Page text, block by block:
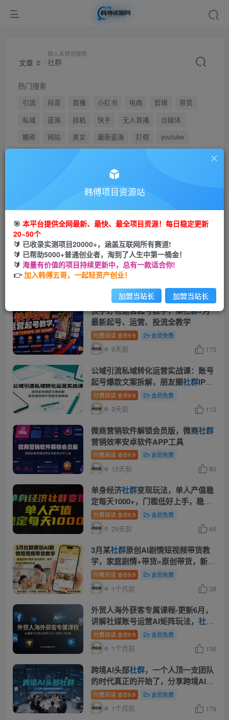
文章
输入关键词搜索
热门搜索
引流 抖音 直播 小红书 电商 剪辑
带货
私域
蓝海 挂机 快手 无人直播
自媒体
搬砖
网站 美女 最新蓝海 打假
youtube
搜索[社群]，共找到682 个文章
闷声賺钱的单身社群玩法，单人日产
值稳定1000+【揭秘】
付费阅读 金币
9天前 168
快手好物运营起号教学，某社群7月
最新起号、运营、投流全教学
付费阅读 金币9.9 会员免费
9天前 173
公域引流私域转化运营实战课：账号
起号爆款文案拆解，朋友圈社群IP搭
建全套教程
付费阅读 金币9.9 会员免费
9天前 113
微商营销软件解锁会员版，微商社群
营销效率安卓软件APP工具
付费阅读 金币9.9 会员免费
13天前 80
单身经济社群变现玩法，单人产值稳
定每天1000+，门槛低好上手，稳定
可持续【揭秘】
付费阅读 金币9.9 会员免费
29天前 66
3月某社群原创AI剧情短视频带货教
学，家庭剧情+带货=原创带货，新手
也能快速出单稳拿收益(更新)
付费阅读 金币9.9 会员免费
1个月前 38
外贸人海外获客专属课程-更新6月，
讲解社媒账号运营AI矩阵玩法， 社群
实时答疑助力开发海外客户
付费阅读 金币9.9 会员免费
1个月前 106
跨境AI头部社群，一个人顶一支团队
的时代真正的开始了，分享跨境AI前
沿，可落地的实战经验(更新6月19日)
付费阅读 金币9.9 会员免费
1个月前 179
韩傅项目资源站
🎯 本平台提供全网最新、最快、最全项目资源！每日稳定更新
20~50个
🔰 已收录实测项目20000+，涵盖互联网所有赛道!
🔰 已帮助5000+普通创业者，淘到了人生中第一桶金！
🔰 海量有价值的项目持续更新中，总有一款适合你!
👉加入韩傅五哥，一起轻资产创业！
加盟当站长 加盟当站长